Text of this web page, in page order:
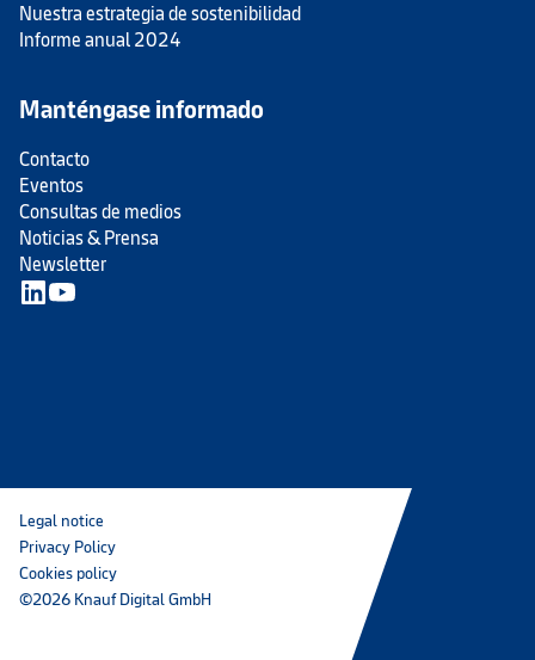
Nuestra estrategia de sostenibilidad
Informe anual 2024
Manténgase informado
Contacto
Eventos
Consultas de medios
Noticias & Prensa
Newsletter
Legal notice
Privacy Policy
Cookies policy
©2026 Knauf Digital GmbH